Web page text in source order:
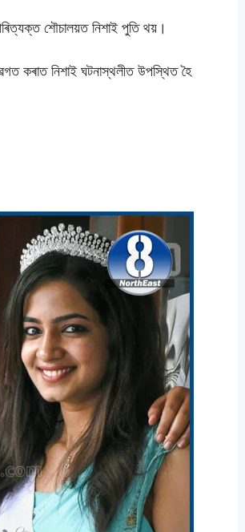
শৌচালয়ত নিশাই পুতি থয়।
কৰাত নিশাই ঘটনাস্থলীত উপস্থিত হৈ